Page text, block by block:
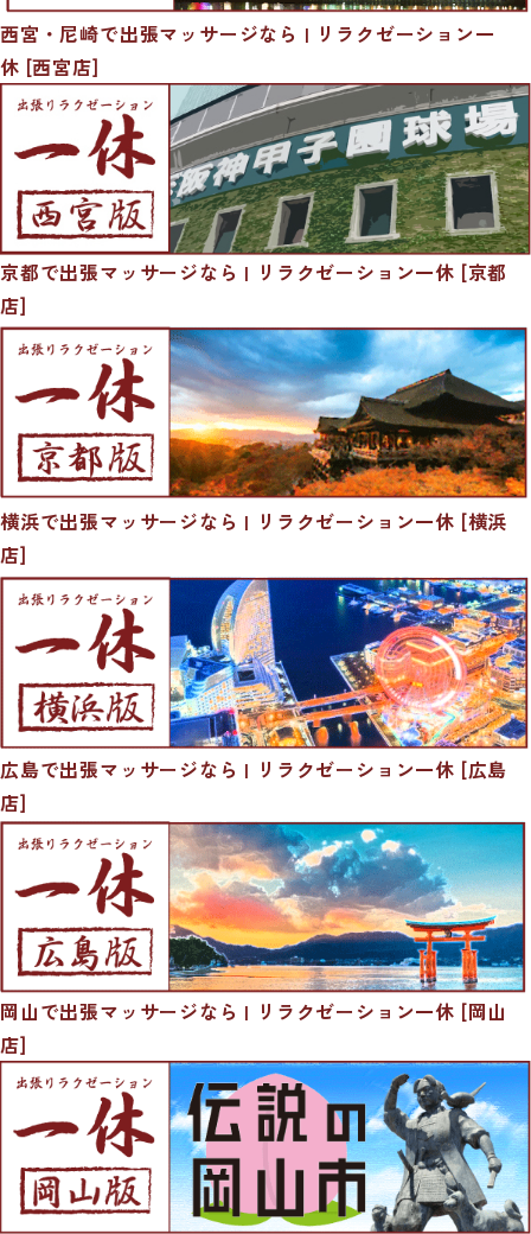
西宮・尼崎で出張マッサージなら | リラクゼーション一
休 [西宮店]
京都で出張マッサージなら | リラクゼーション一休 [京都
店]
横浜で出張マッサージなら | リラクゼーション一休 [横浜
店]
広島で出張マッサージなら | リラクゼーション一休 [広島
店]
岡山で出張マッサージなら | リラクゼーション一休 [岡山
店]